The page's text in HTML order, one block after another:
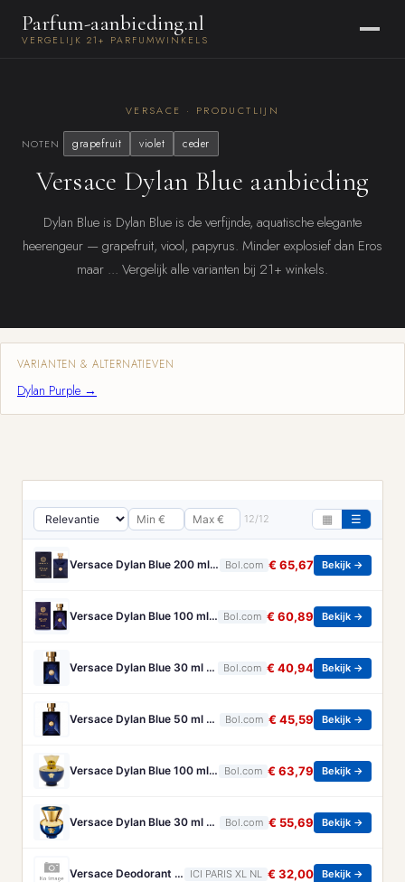
Parfum-aanbieding.nl
VERGELIJK 21+ PARFUMWINKELS
VERSACE · PRODUCTLIJN
NOTEN grapefruit violet ceder
Versace Dylan Blue aanbieding
Dylan Blue is Dylan Blue is de verfijnde, aquatische elegante
heerengeur — grapefruit, viool, papyrus. Minder explosief dan Eros
maar ... Vergelijk alle varianten bij 21+ winkels.
VARIANTEN & ALTERNATIEVEN
Dylan Purple →
12/12 ▦ ☰
Versace Dylan Blue 200 ml Eau de Toilette - Herenparfum Bol.com € 65,67 Bekijk →
Versace Dylan Blue 100 ml Eau de Toilette - Herenparfum Bol.com € 60,89 Bekijk →
Versace Dylan Blue 30 ml Eau de Toilette - Herenparfum Bol.com € 40,94 Bekijk →
Versace Dylan Blue 50 ml Eau de Toilette - Herenparfum Bol.com € 45,59 Bekijk →
Versace Dylan Blue 100 ml Eau de Parfum - Damesparfum Bol.com € 63,79 Bekijk →
Versace Dylan Blue 30 ml - Eau de Parfum - Damesparfum Bol.com € 55,69 Bekijk →
Versace Deodorant Stick Versace - Pour Homme Dylan Blue Deodorant Stick - 75 ML ICI PARIS XL NL € 32,00 Bekijk →